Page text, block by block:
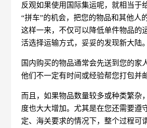
反观如果使用国际集运呢，就相当于
“拼车”的机会，把您的物品和其他人
这样一来，不仅可以降低单件物品的
活选择运输方式，妥妥的发现新大陆。
国内购买的物品通常会先送到您的家
他们不一定有时间或经验帮您打包并
而且，如果物品数量较多或种类繁杂
度也大大增加。尤其是在您还需要遵
定、海关要求的情况下，整个过程可